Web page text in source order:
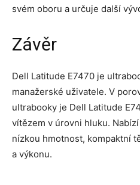
svém oboru a určuje další
Závěr
Dell Latitude E7470 je
manažerské uživatele. V
ultrabooky je Dell Latitude
vítězem v úrovni hluku.
nízkou hmotnost, kompaktní
a výkonu.